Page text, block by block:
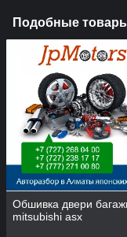
Подобные
Обшивка двери
mitsubishi asx